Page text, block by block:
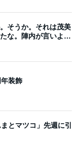
そうか。それは茂美
な。陣内が言いよる
装飾
とマツコ」先週に引